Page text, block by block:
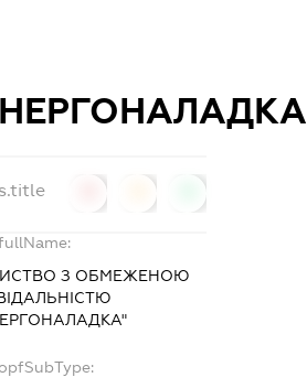
З ОБМЕЖЕНОЮ